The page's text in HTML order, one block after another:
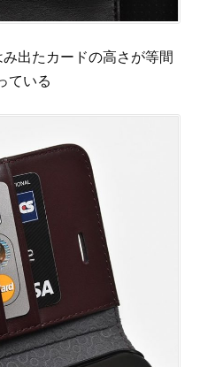
出たカードの高さが等間
ている